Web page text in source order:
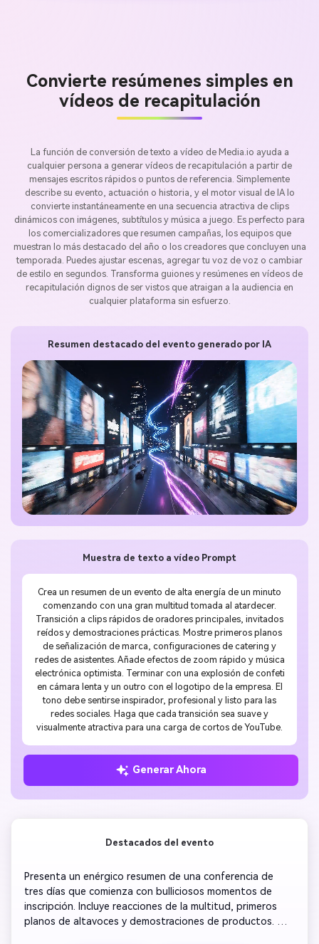
Convierte resúmenes simples en
vídeos de recapitulación
La función de conversión de texto a vídeo de Media.io ayuda a
cualquier persona a generar vídeos de recapitulación a partir de
mensajes escritos rápidos o puntos de referencia. Simplemente
describe su evento, actuación o historia, y el motor visual de IA lo
convierte instantáneamente en una secuencia atractiva de clips
dinámicos con imágenes, subtítulos y música a juego. Es perfecto para
los comercializadores que resumen campañas, los equipos que
muestran lo más destacado del año o los creadores que concluyen una
temporada. Puedes ajustar escenas, agregar tu voz de voz o cambiar
de estilo en segundos. Transforma guiones y resúmenes en vídeos de
recapitulación dignos de ser vistos que atraigan a la audiencia en
cualquier plataforma sin esfuerzo.
Muestra de texto a vídeo Prompt
Crea un resumen de un evento de alta energía de un minuto
comenzando con una gran multitud tomada al atardecer.
Transición a clips rápidos de oradores principales, invitados
reídos y demostraciones prácticas. Mostre primeros planos
de señalización de marca, configuraciones de catering y
redes de asistentes. Añade efectos de zoom rápido y música
electrónica optimista. Terminar con una explosión de confeti
en cámara lenta y un outro con el logotipo de la empresa. El
tono debe sentirse inspirador, profesional y listo para las
redes sociales. Haga que cada transición sea suave y
visualmente atractiva para una carga de cortos de YouTube.
Generar Ahora
Resumen destacado del evento generado por IA
Destacados del evento
Presenta un enérgico resumen de una conferencia de
tres días que comienza con bulliciosos momentos de
inscripción. Incluye reacciones de la multitud, primeros
planos de altavoces y demostraciones de productos.